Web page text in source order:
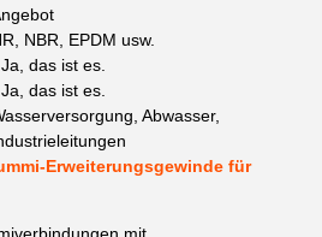
NBR, EPDM usw.
das ist es.
das ist es.
Abwasser,
Erweiterungsgewinde für